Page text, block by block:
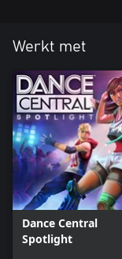
Werkt met
Dance Central
Spotlight